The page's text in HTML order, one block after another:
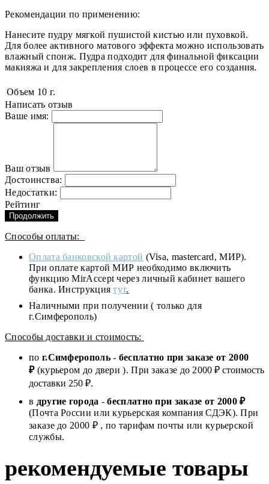
Рекомендации по применению:
Нанесите пудру мягкой пушистой кистью или пуховкой.
Для более активного матового эффекта можно использовать
влажный спонж. Пудра подходит для финальной фиксации
макияжа и для закрепления слоев в процессе его создания.
Объем 10 г.
Написать отзыв
Ваше имя:
Ваш отзыв
Достоинства:
Недостатки:
Рейтинг
Продолжить
Способы оплаты:
Оплата банковской картой (Visa, mastercard, МИР).
При оплате картой МИР необходимо включить
функцию MirAccept через личный кабинет вашего
банка. Инструкциятут.
Наличными при получении ( только для
г.Симферополь)
Способы доставки и стоимость:
по г.Симферополь- бесплатно при заказе от 2000
₽(курьером до двери ). При заказе до 2000 ₽ стоимость
доставки 250 ₽.
в другие города -бесплатно при заказе от 2000 ₽
(Почта России или курьерская компания СДЭК). При
заказе до 2000 ₽ , по тарифам почты или курьерской
службы.
рекомендуемые товары